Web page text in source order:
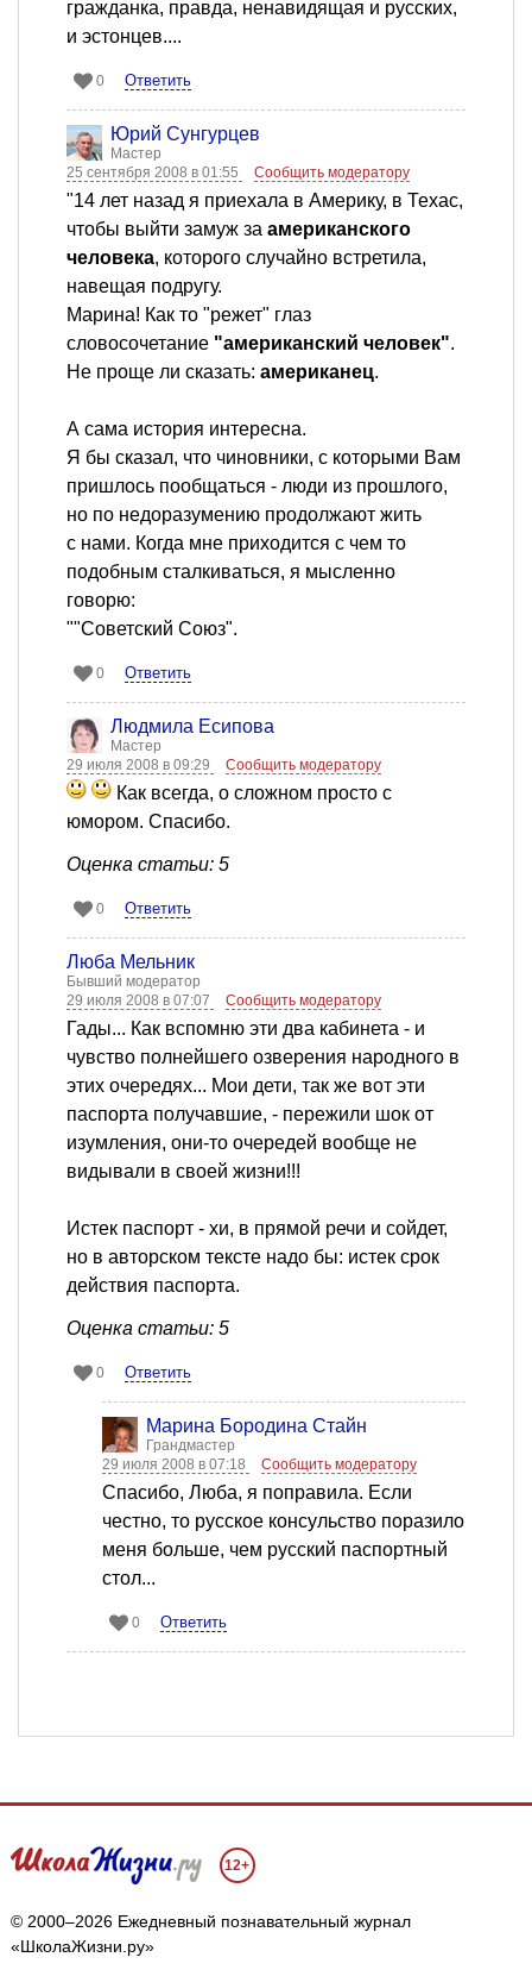
гражданка, правда, ненавидящая и русских,
и эстонцев....
0 Ответить
Юрий Сунгурцев
Мастер
25 сентября 2008 в 01:55
Сообщить модератору
"14 лет назад я приехала в Америку, в Техас,
чтобы выйти замуж за американского
человека, которого случайно встретила,
навещая подругу.
Марина! Как то "режет" глаз
словосочетание "американский человек".
Не проще ли сказать: американец.
А сама история интересна.
Я бы сказал, что чиновники, с которыми Вам
пришлось пообщаться - люди из прошлого,
но по недоразумению продолжают жить
с нами. Когда мне приходится с чем то
подобным сталкиваться, я мысленно
говорю:
""Советский Союз".
0 Ответить
Людмила Есипова
Мастер
29 июля 2008 в 09:29
Сообщить модератору
Как всегда, о сложном просто с
юмором. Спасибо.
Оценка статьи: 5
0 Ответить
Люба Мельник
Бывший модератор
29 июля 2008 в 07:07
Сообщить модератору
Гады... Как вспомню эти два кабинета - и
чувство полнейшего озверения народного в
этих очередях... Мои дети, так же вот эти
паспорта получавшие, - пережили шок от
изумления, они-то очередей вообще не
видывали в своей жизни!!!
Истек паспорт - хи, в прямой речи и сойдет,
но в авторском тексте надо бы: истек срок
действия паспорта.
Оценка статьи: 5
0 Ответить
Марина Бородина Стайн
Грандмастер
29 июля 2008 в 07:18
Сообщить модератору
Спасибо, Люба, я поправила. Если
честно, то русское консульство поразило
меня больше, чем русский паспортный
стол...
0 Ответить
12+
© 2000–2026 Ежедневный познавательный журнал
«ШколаЖизни.ру»